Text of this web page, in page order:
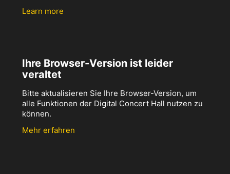
Learn more
Ihre Browser-Version ist leider
veraltet
Bitte aktualisieren Sie Ihre Browser-Version, um
alle Funktionen der Digital Concert Hall nutzen zu
können.
Mehr erfahren